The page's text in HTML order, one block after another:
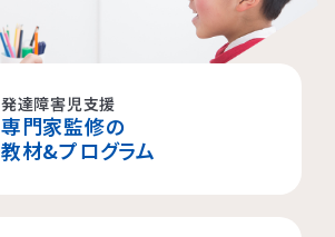
発達障害児支援
専門家監修の
教材&プログラム